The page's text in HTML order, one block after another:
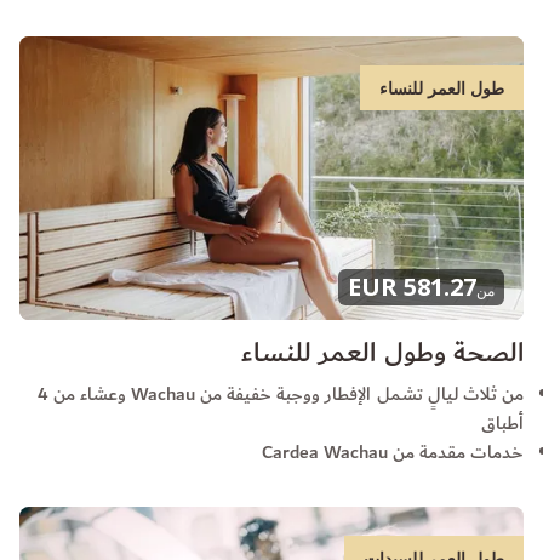
طول العمر للنساء
من581.27 EUR
الصحة وطول العمر للنساء
من ثلاث ليالٍ تشمل الإفطار ووجبة خفيفة من Wachau وعشاء من 4
أطباق
خدمات مقدمة من Cardea Wachau